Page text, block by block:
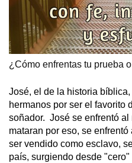
¿Cómo enfrentas tu prueba
José, el de la historia
hermanos por ser el favorito
soñador.  José se enfrentó
mataran por eso, se
ser vendido como esclavo,
país, surgiendo desde